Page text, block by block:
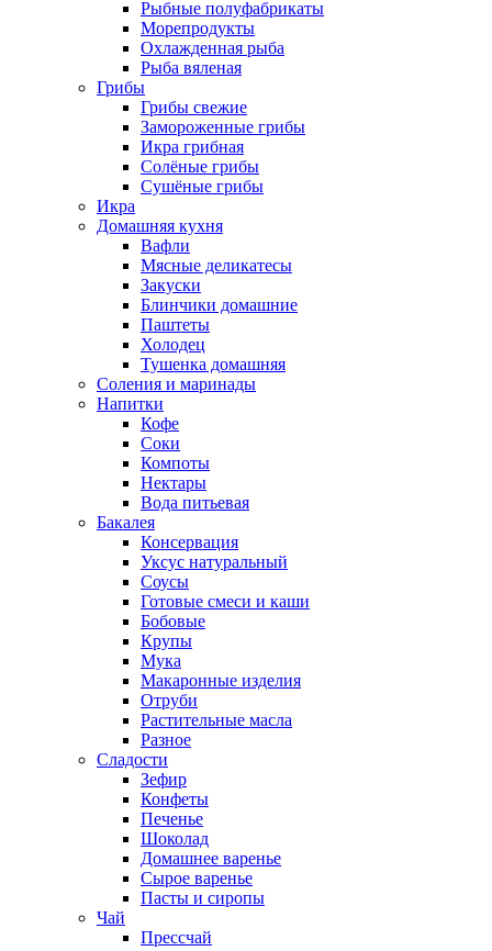
Рыбные полуфабрикаты
Морепродукты
Охлажденная рыба
Рыба вяленая
Грибы
Грибы свежие
Замороженные грибы
Икра грибная
Солёные грибы
Сушёные грибы
Икра
Домашняя кухня
Вафли
Мясные деликатесы
Закуски
Блинчики домашние
Паштеты
Холодец
Тушенка домашняя
Соления и маринады
Напитки
Кофе
Соки
Компоты
Нектары
Вода питьевая
Бакалея
Консервация
Уксус натуральный
Соусы
Готовые смеси и каши
Бобовые
Крупы
Мука
Макаронные изделия
Отруби
Растительные масла
Разное
Сладости
Зефир
Конфеты
Печенье
Шоколад
Домашнее варенье
Сырое варенье
Пасты и сиропы
Чай
Прессчай